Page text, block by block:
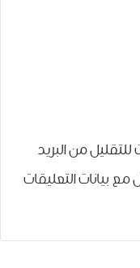
من البريد
بيانات التعليقات